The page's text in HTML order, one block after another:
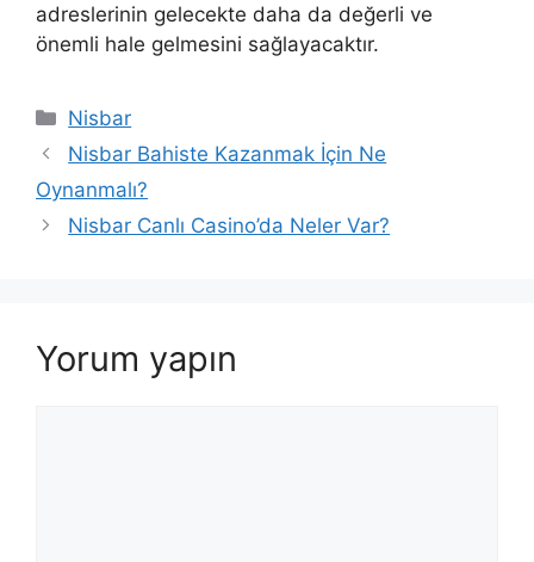
adreslerinin gelecekte daha da değerli ve
önemli hale gelmesini sağlayacaktır.
Kategoriler
Nisbar
Nisbar Bahiste Kazanmak İçin Ne
Oynanmalı?
Nisbar Canlı Casino’da Neler Var?
Yorum yapın